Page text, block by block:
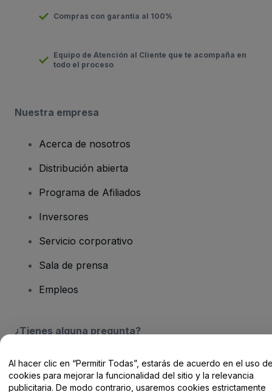
Compras con garantía al 100%
Equipo de Atención al Cliente que te acompaña en
todo el proceso
Nuestra empresa
Acerca de nosotros
Distribución abierta
Programa de Afiliados
Inversores
Servicio corporativo
Sala de prensa
Empleos
¿Tienes alguna pregunta?
Centro de Ayuda / Contacto
Al hacer clic en “Permitir Todas”, estarás de acuerdo en el uso
cookies para mejorar la funcionalidad del sitio y la relevancia
publicitaria. De modo contrario, usaremos cookies estrictamente